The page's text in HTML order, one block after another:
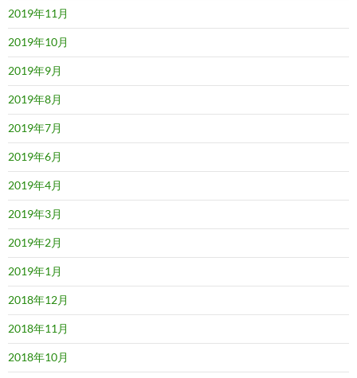
2019年11月
2019年10月
2019年9月
2019年8月
2019年7月
2019年6月
2019年4月
2019年3月
2019年2月
2019年1月
2018年12月
2018年11月
2018年10月